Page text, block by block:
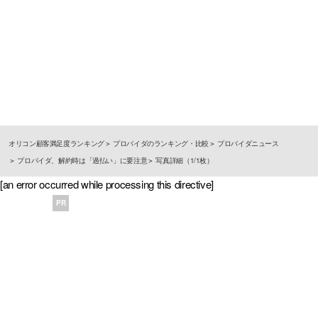
オリコン顧客満足度ランキング プロバイダのランキング・比較
プロバイダニュース
プロバイダ、解約時は「過払い」に要注意
写真詳細（1/1枚）
[an error occurred while processing this directive]
PR